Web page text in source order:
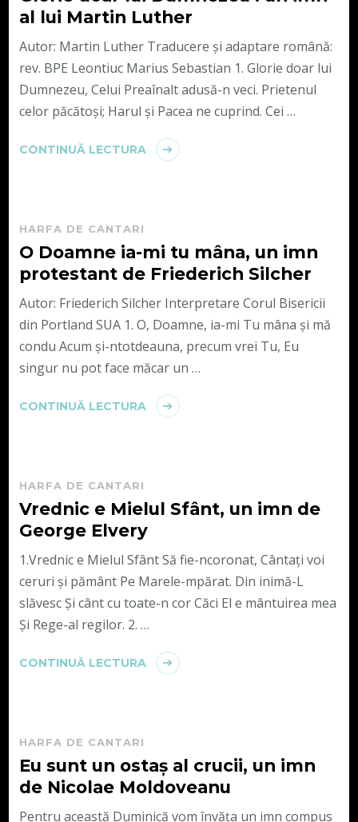
al lui Martin Luther
Autor: Martin Luther Traducere și adaptare română:
rev. BPE Leontiuc Marius Sebastian 1. Glorie doar lui
Dumnezeu, Celui Preaînalt adusă-n veci. Prietenul
celor păcătoși; Harul și Pacea ne cuprind. Cei …
CONTINUĂ LECTURA
HARFA DE CANTARI
O Doamne ia-mi tu mâna, un imn
protestant de Friederich Silcher
Autor: Friederich Silcher Interpretare Corul Bisericii
din Portland SUA 1. O, Doamne, ia-mi Tu mâna şi mă
condu Acum şi-ntotdeauna, precum vrei Tu, Eu
singur nu pot face măcar un …
CONTINUĂ LECTURA
HARFA DE CANTARI
Vrednic e Mielul Sfânt, un imn de
George Elvery
1.Vrednic e Mielul Sfânt Să fie-ncoronat, Cântaţi voi
ceruri şi pământ Pe Marele-­mpărat. Din inimă-L
slăvesc Şi cânt cu toate-­n cor Căci El e mântuirea mea
Şi Rege-­al regilor. 2. …
CONTINUĂ LECTURA
HARFA DE CANTARI
Eu sunt un ostaș al crucii, un imn
de Nicolae Moldoveanu
Pentru această Duminică vom învăța un imn compus